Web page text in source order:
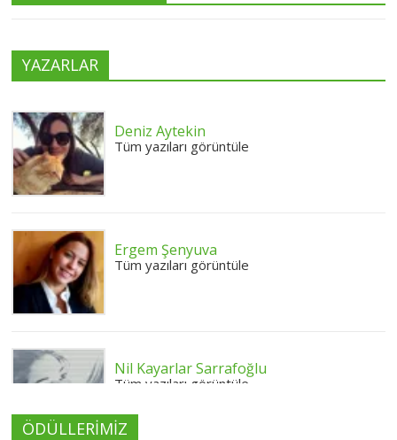
YAZARLAR
Deniz Aytekin
Tüm yazıları görüntüle
Ergem Şenyuva
Tüm yazıları görüntüle
Nil Kayarlar Sarrafoğlu
Tüm yazıları görüntüle
ÖDÜLLERİMİZ